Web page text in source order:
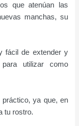
que atenúan las
manchas, su
fácil de extender y
utilizar como
ya que, en
tu rostro.